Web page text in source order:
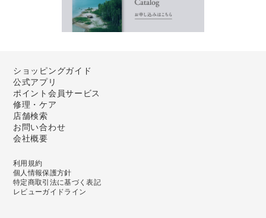
ショッピングガイド
公式アプリ
ポイント会員サービス
修理・ケア
店舗検索
お問い合わせ
会社概要
利用規約
個人情報保護方針
特定商取引法に基づく表記
レビューガイドライン